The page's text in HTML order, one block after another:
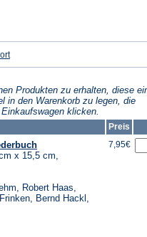
in
einem
Tab)Produkten zu erhalten, diese
in den Warenkorb zu legen, die
klicken.
Preis
x 15,5 cm,
Robert Haas,
Bernd Hackl,
7,95€